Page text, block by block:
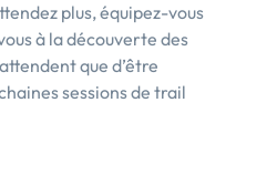
plus, équipez-vous
à la découverte des
que d’être
sessions de trail